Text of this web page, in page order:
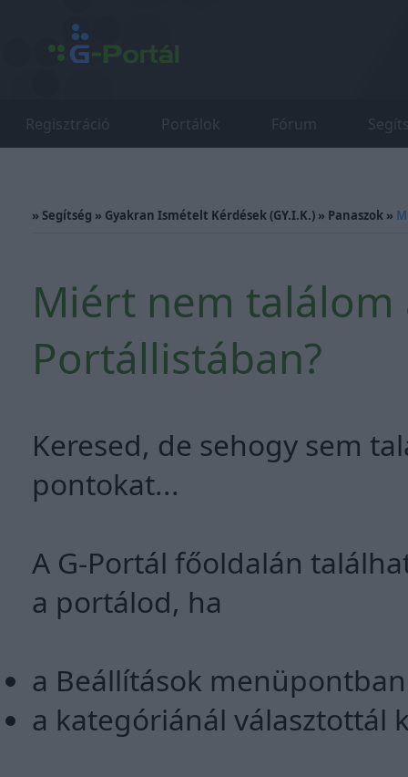
Regisztráció Portálok Fórum
» Segítség » Gyakran Ismételt Kérdések (GY.I.K.) » Panaszok »
Miért nem
Portállistában?
Keresed, de sehogy sem
pontokat...
A G-Portál főoldalán
a portálod, ha
a Beállítások
a kategóriánál választottál